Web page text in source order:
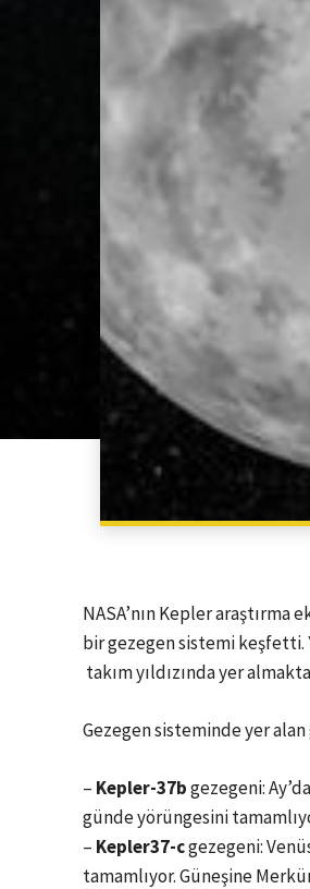
NASA’nın Kepler
bir gezegen sistemi keşfetti.
takım yıldızında yer
Gezegen sisteminde yer
– Kepler-37bgezegeni:
günde yörüngesini
– Kepler37-cgezegeni:
tamamlıyor. Güneşine